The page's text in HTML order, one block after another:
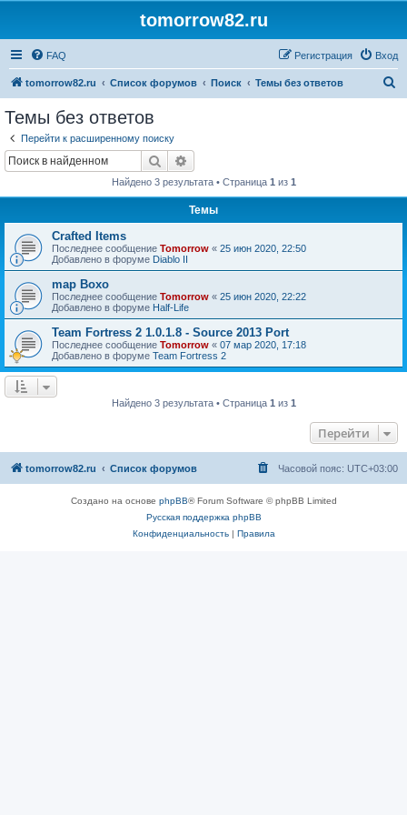
tomorrow82.ru
FAQ Вход
Регистрация
tomorrow82.ru Список форумов Поиск Темы без ответов
Темы без ответов
Перейти к расширенному поиску
Поиск
Найдено 3 результата • Страница 1 из 1
Темы
Crafted Items
Последнее сообщение Tomorrow « 25 июн 2020, 22:50
Добавлено в форуме Diablo II
map Boxo
Последнее сообщение Tomorrow « 25 июн 2020, 22:22
Добавлено в форуме Half-Life
Team Fortress 2 1.0.1.8 - Source 2013 Port
Последнее сообщение Tomorrow « 07 мар 2020, 17:18
Добавлено в форуме Team Fortress 2
Найдено 3 результата • Страница 1 из 1
Перейти
tomorrow82.ru Список форумов Часовой пояс: UTC+03:00
Создано на основе phpBB® Forum Software © phpBB Limited
Русская поддержка phpBB
Конфиденциальность| Правила